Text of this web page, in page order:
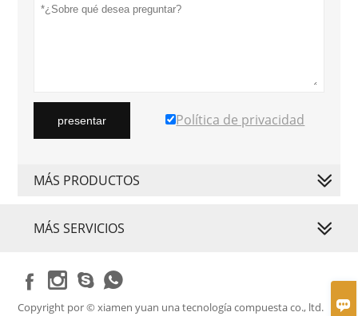

presentar Política de privacidad
MÁS PRODUCTOS
MÁS SERVICIOS
   
Copyright por © xiamen yuan una tecnología compuesta co., ltd.